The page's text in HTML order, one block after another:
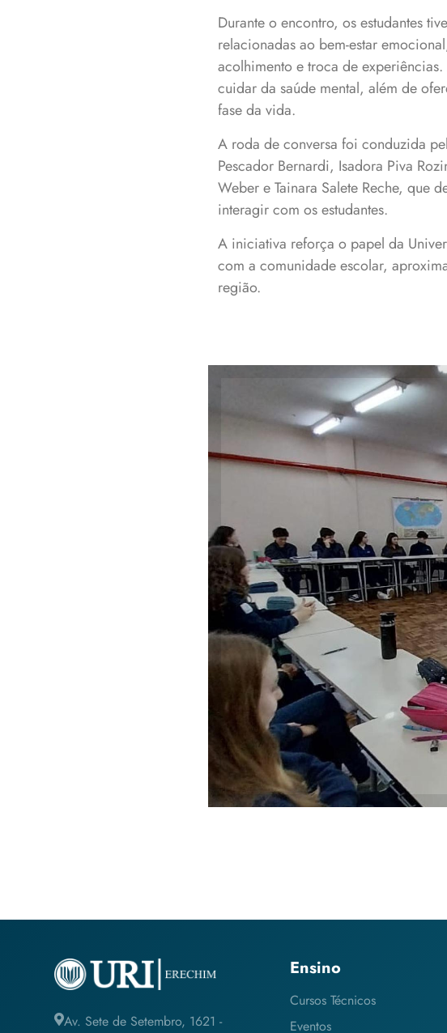
Durante o encontro, os estudantes
relacionadas ao bem-estar
acolhimento e troca de
cuidar da saúde mental, além de
fase da vida.
A roda de conversa foi conduzida
Pescador Bernardi, Isadora Piva
Weber e Tainara Salete Reche, que
interagir com os estudantes.
A iniciativa reforça o papel da
com a comunidade escolar,
região.
Av. Sete de Setembro, 1621 -
Ensino
Cursos Técnicos
Eventos